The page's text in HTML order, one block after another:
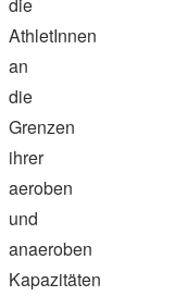
die
AthletInnen
an
die
Grenzen
ihrer
aeroben
und
anaeroben
Kapazitäten